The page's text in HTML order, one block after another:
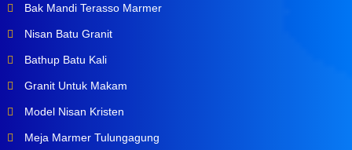
Bak Mandi Terasso Marmer
Nisan Batu Granit
Bathup Batu Kali
Granit Untuk Makam
Model Nisan Kristen
Meja Marmer Tulungagung